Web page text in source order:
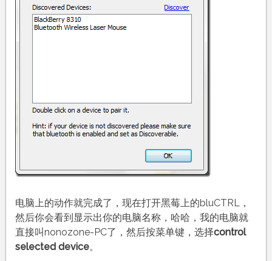
电脑上的动作就完成了，现在打开黑莓上的bluCTRL，
然后你会看到显示出你的电脑名称，哈哈，我的电脑就
直接叫nonozone-PC了，然后按菜单键，选择control
selected device。